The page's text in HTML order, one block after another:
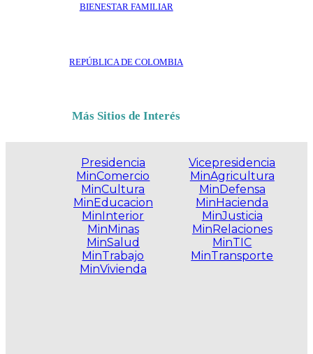
BIENESTAR FAMILIAR
REPÚBLICA DE COLOMBIA
Más Sitios de Interés
Presidencia
MinComercio
MinCultura
MinEducacion
MinInterior
MinMinas
MinSalud
MinTrabajo
MinVivienda
Vicepresidencia
MinAgricultura
MinDefensa
MinHacienda
MinJusticia
MinRelaciones
MinTIC
MinTransporte